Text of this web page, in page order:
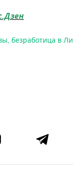
, безработица в